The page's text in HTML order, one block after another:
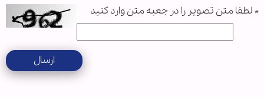
* لطفا متن تصویر را در جعبه متن وارد کنید
ارسال